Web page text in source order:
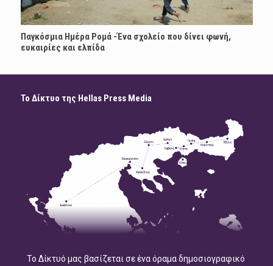
Παγκόσμια Ημέρα Ρομά -Ένα σχολείο που δίνει φωνή,
ευκαιρίες και ελπίδα
Το Δίκτυο της Hellas Press Media
Το Δίκτυό μας βασίζεται σε ένα όραμα δημοσιογραφικό